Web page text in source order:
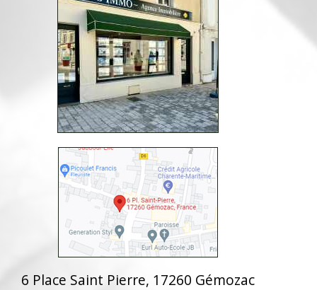
6 Place Saint Pierre, 17260 Gémozac